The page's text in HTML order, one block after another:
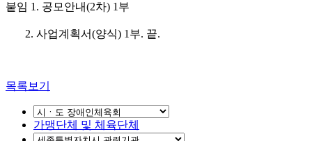
붙임 1. 공모안내(2차) 1 부
2. 사업계획서(양식) 1 부. 끝.
목록보기
가맹단체 및 체육단체